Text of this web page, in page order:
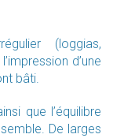
(loggias,
d’une
bâti.
que l’équilibre
De larges